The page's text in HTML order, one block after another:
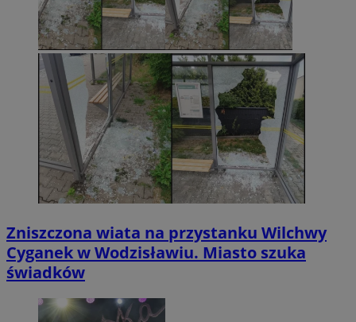
Zniszczona wiata na przystanku Wilchwy
Cyganek w Wodzisławiu. Miasto szuka
świadków